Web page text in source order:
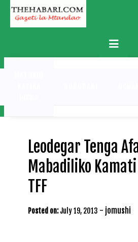
Skip
content
Primary
Menu
Leodegar Tenga
Mabadiliko
TFF
Posted on: July 19, 2013 - jomushi